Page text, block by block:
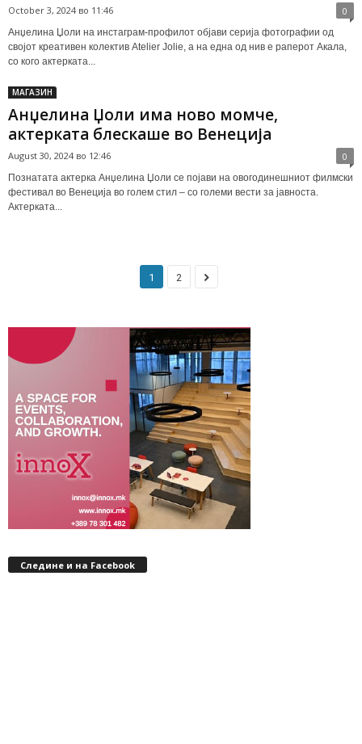
October 3, 2024 во 11:46 0
Анџелина Џоли на инстаграм-профилот објави серија фотографии од
својот креативен колектив Atelier Jolie, а на една од нив е раперот Акала,
со кого актерката...
МАГАЗИН
Анџелина Џоли има ново момче,
актерката блескаше во Венеција
August 30, 2024 во 12:46 0
Познатата актерка Анџелина Џоли се појави на овогодинешниот филмски
фестивал во Венеција во голем стил – со големи вести за јавноста.
Актерката...
1 2
Следине и на Facebook